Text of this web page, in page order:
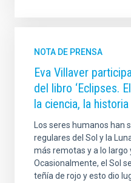
NOTA DE PRENSA
Eva Villaver
del libro ‘Eclipses.
la ciencia, la historia
Los seres humanos han
regulares del Sol y la
más remotas y a lo largo
Ocasionalmente, el Sol
teñía de rojo y esto dio